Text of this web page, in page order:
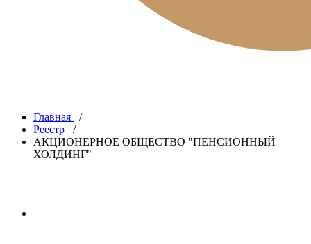
Главная
/
Реестр
/
АКЦИОНЕРНОЕ ОБЩЕСТВО "ПЕНСИОННЫЙ
ХОЛДИНГ"